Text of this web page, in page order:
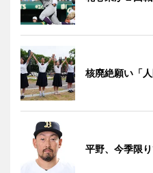
核廃絶願い「
平野、今季限